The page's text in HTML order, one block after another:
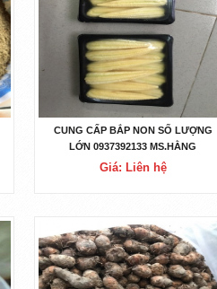
CUNG CẤP BẮP NON SỐ LƯỢNG
LỚN 0937392133 MS.HẰNG
Giá: Liên hệ